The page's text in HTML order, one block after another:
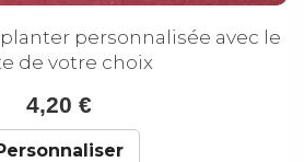
personnalisée avec le
de votre choix
4,20 €